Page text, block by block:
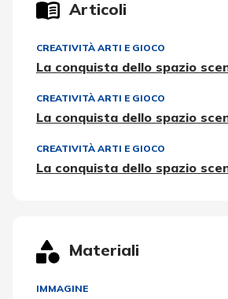
Articoli
CREATIVITÀ ARTI E GIOCO
La conquista dello spazio
CREATIVITÀ ARTI E GIOCO
La conquista dello spazio
CREATIVITÀ ARTI E GIOCO
La conquista dello spazio
Materiali
IMMAGINE